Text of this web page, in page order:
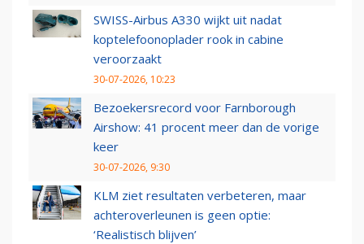
SWISS-Airbus A330 wijkt uit nadat
koptelefoonoplader rook in cabine
veroorzaakt
30-07-2026, 10:23
Bezoekersrecord voor Farnborough
Airshow: 41 procent meer dan de vorige
keer
30-07-2026, 9:30
KLM ziet resultaten verbeteren, maar
achteroverleunen is geen optie:
‘Realistisch blijven’